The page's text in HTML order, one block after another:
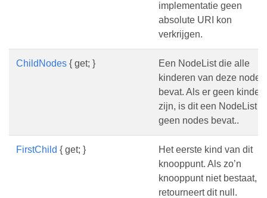
implementatie geen
absolute URI kon
verkrijgen.
ChildNodes { get; }
Een NodeList die alle
kinderen van deze node
bevat. Als er geen
zijn, is dit een NodeList
geen nodes bevat..
FirstChild { get; }
Het eerste kind van dit
knooppunt. Als zo’n
knooppunt niet bestaat,
retourneert dit null.